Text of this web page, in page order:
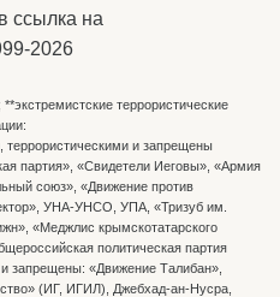
ссылка на
2026
террористические
террористическими и запрещены
партия», «Свидетели Иеговы», «Армия
союз», «Движение против
УНА-УНСО, УПА, «Тризуб им.
«Меджлис крымскотатарского
политическая партия
запрещены: «Движение Талибан»,
(ИГ, ИГИЛ), Джебхад-ан-Нусра,